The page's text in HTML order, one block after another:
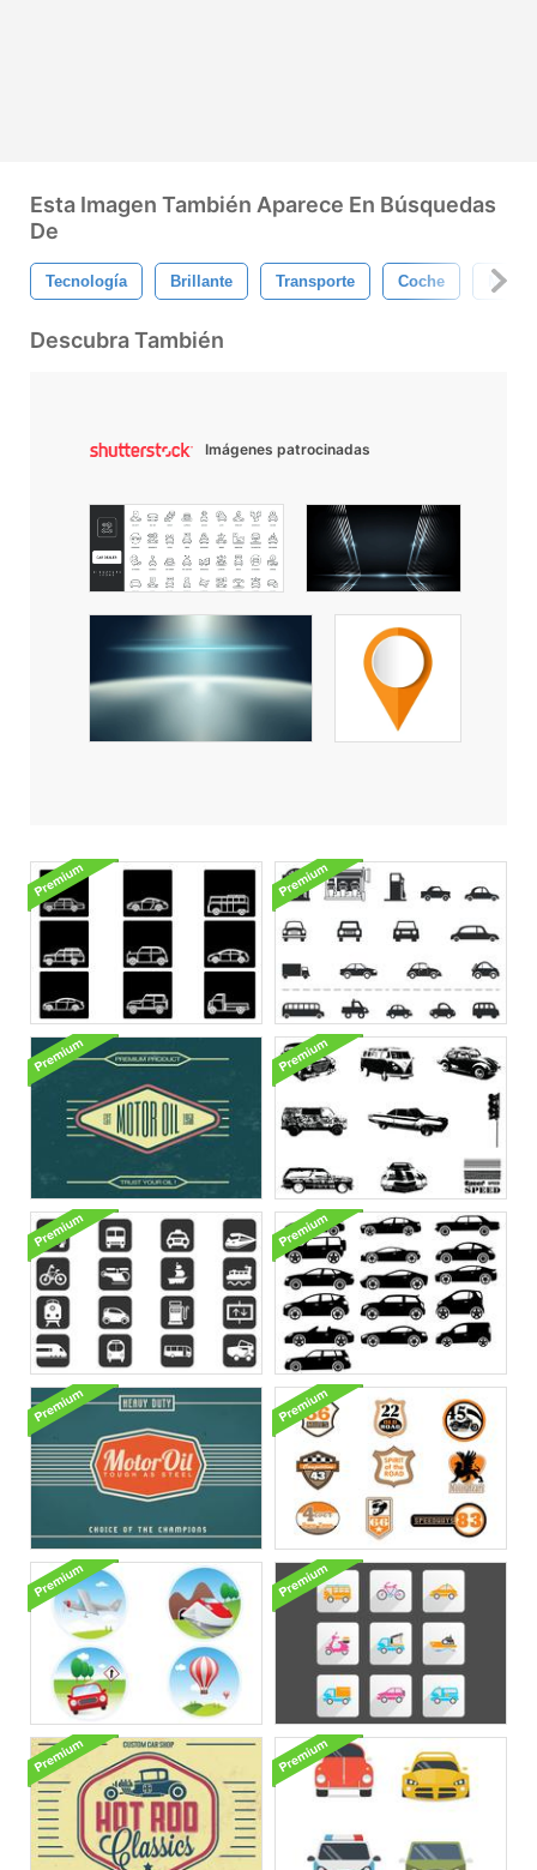
Esta Imagen También Aparece En Búsquedas
De
Tecnología Brillante Transporte Coche Metal
Descubra También
Imágenes patrocinadas